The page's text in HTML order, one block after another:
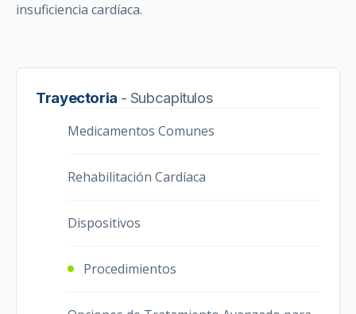
insuficiencia cardíaca.
Trayectoria - Subcapitulos
Medicamentos Comunes
Rehabilitación Cardíaca
Dispositivos
Procedimientos